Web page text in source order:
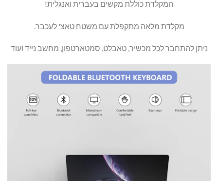
המקלדת כוללת מקשים בעברית ואנגלית!
מקלדת מלאה מתקפלת עם משטח טאצ' לעכבר.
ניתן להתחבר לכל מכשיר, טאבלט, סמטארטפון, מחשב נייד ועוד